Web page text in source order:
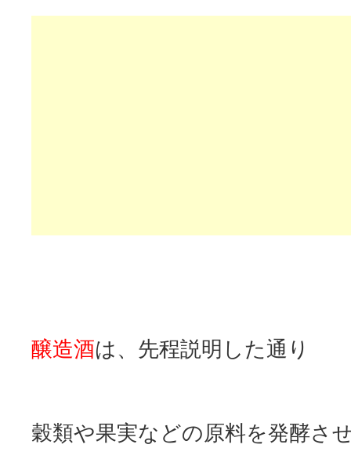
醸造酒は、先程説明した通り
穀類や果実などの原料を発酵さ